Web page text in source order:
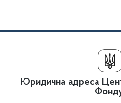
Юридична адреса